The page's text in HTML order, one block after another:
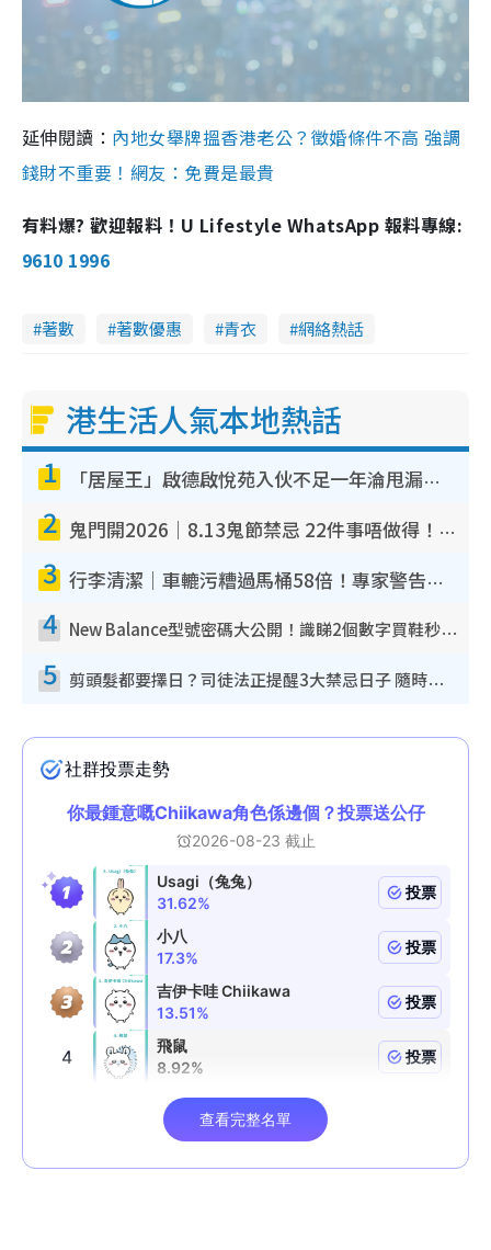
延伸閱讀： 內地女舉牌搵香港老公？徵婚條件不高 強調
錢財不重要！網友：免費是最貴
有料爆? 歡迎報料！U Lifestyle WhatsApp 報料專線:
9610 1996
著數 著數優惠 青衣 網絡熱話
港生活人氣本地熱話
1 「居屋王」啟德啟悅苑入伙不足一年淪甩漏之王！插頭噴火花致大停電 多戶業主全屋家電報銷
2 鬼門開2026｜8.13鬼節禁忌 22件事唔做得！燒肉、刺身要少食？半夜勿吹口哨/打呢個電話
3 行李清潔｜車轆污糟過馬桶58倍！專家警告忌用酒精抹 教1招免污手除菌
4 New Balance型號密碼大公開！識睇2個數字買鞋秒知功能免中伏 附5大熱門鞋款
5 剪頭髮都要擇日？司徒法正提醒3大禁忌日子 隨時剪走財運！呢日剪髮恐「剪壽命」？